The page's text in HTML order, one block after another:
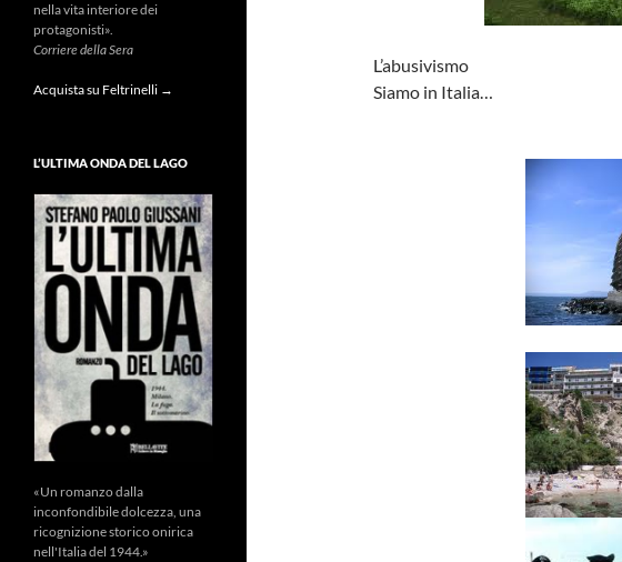
L’abusivismo
Siamo in Italia…
nella vita interiore dei
protagonisti».
Corriere della Sera
Acquista su Feltrinelli →
L’ULTIMA ONDA DEL LAGO
«Un romanzo dalla
inconfondibile dolcezza, una
ricognizione storico onirica
nell'Italia del 1944.»